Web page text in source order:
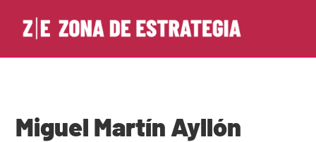
Miguel Martín Ayllón